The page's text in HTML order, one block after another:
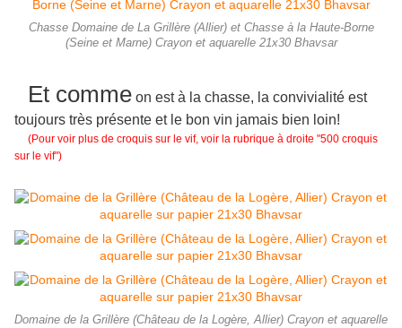
Chasse Domaine de La Grillère (Allier) et Chasse à la Haute-Borne
(Seine et Marne) Crayon et aquarelle 21x30 Bhavsar
Et comme on est à la chasse, la convivialité est
toujours très présente et le bon vin jamais bien loin!
(Pour voir plus de croquis sur le vif, voir la rubrique à droite "500 croquis
sur le vif")
Domaine de la Grillère (Château de la Logère, Allier) Crayon et aquarelle